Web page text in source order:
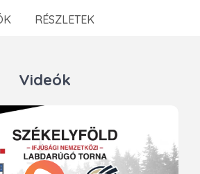
RÉSZLETEK
Videók